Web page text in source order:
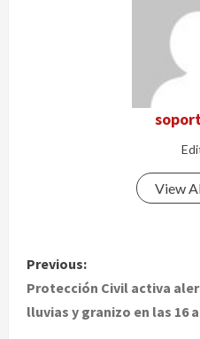
View
P
o
Previous:
Protección Civil activa
lluvias y granizo en las 16